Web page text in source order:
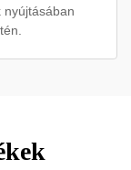
nyújtásában